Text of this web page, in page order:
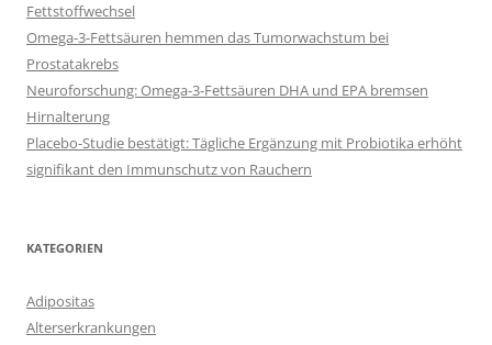
Fettstoffwechsel
Omega-3-Fettsäuren hemmen das Tumorwachstum bei
Prostatakrebs
Neuroforschung: Omega-3-Fettsäuren DHA und EPA bremsen
Hirnalterung
Placebo-Studie bestätigt: Tägliche Ergänzung mit Probiotika erhöht
signifikant den Immunschutz von Rauchern
KATEGORIEN
Adipositas
Alterserkrankungen